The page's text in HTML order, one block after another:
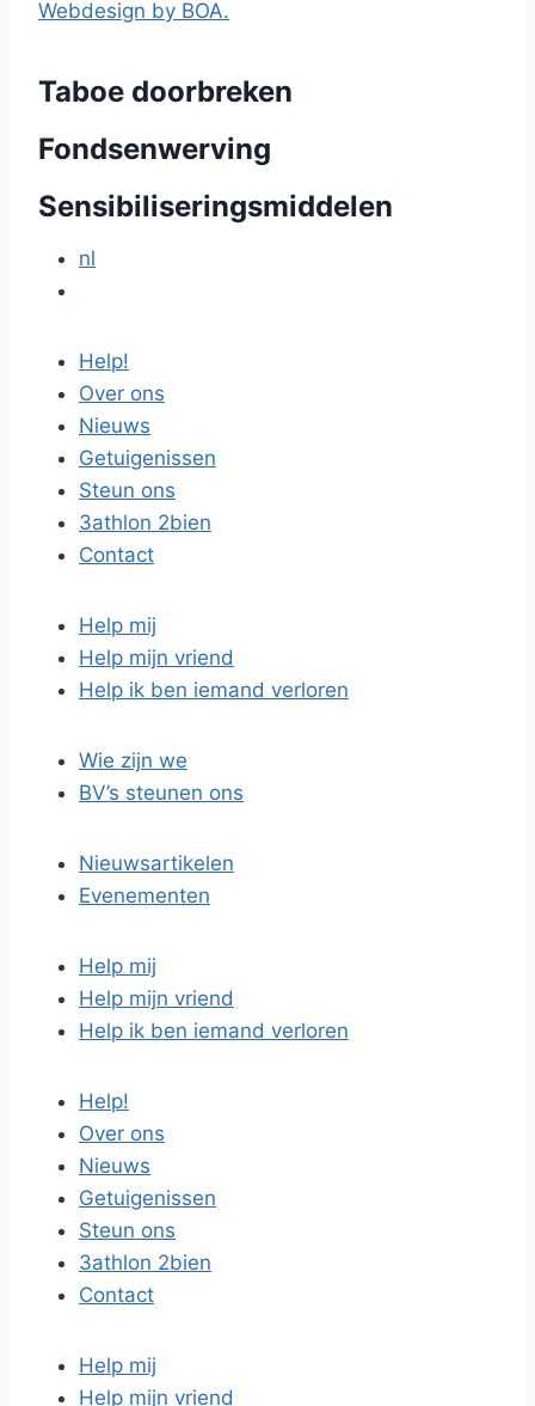
Webdesign by BOA.
Taboe doorbreken
Fondsenwerving
Sensibiliseringsmiddelen
nl
Help!
Over ons
Nieuws
Getuigenissen
Steun ons
3athlon 2bien
Contact
Help mij
Help mijn vriend
Help ik ben iemand verloren
Wie zijn we
BV’s steunen ons
Nieuwsartikelen
Evenementen
Help mij
Help mijn vriend
Help ik ben iemand verloren
Help!
Over ons
Nieuws
Getuigenissen
Steun ons
3athlon 2bien
Contact
Help mij
Help mijn vriend